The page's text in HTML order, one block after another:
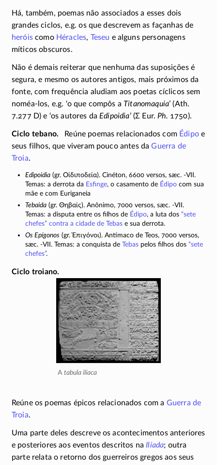
Há, também, poemas não associados a esses dois
grandes ciclos, e.g. os que descrevem as façanhas de
heróiscomo Héracles, Teseu e alguns personagens
míticos obscuros.
Não é demais reiterar que nenhuma das suposições é
segura, e mesmo os autores antigos, mais próximos da
fonte, com frequência aludiam aos poetas cíclicos sem
noméa-los, e.g. ‘o que compôs a Titanomaquia’ (Ath.
7.277 D) e ‘os autores daEdipoidia’ (Σ Eur.Ph. 1750).
Ciclo tebano Reúne poemas relacionados com Édipoe
seus filhos, que viveram pouco antes daGuerra de
Troia.
Edipoidia (gr. Οἰδιποδεία). Cinéton, 6600 versos, sæc. -VII .
Temas: a derrota da Esfinge, o casamento de Édipo com sua
mãe e com Euriganeia
Tebaida (gr. Θηβαίς). Anônimo, 7000 versos, sæc. -VII .
Temas: a disputa entre os filhos de Édipo, a luta dos “sete
chefes” contra a cidade de Tebas e sua derrota.
Os Epígonos (gr.Ἐπιγόνοι). Antímaco de Teos, 7000 versos,
sæc. -VII . Temas: a conquista de Tebas pelos filhos dos “sete
chefes”.
Ciclo troiano
Atabula ilíaca
Reúne os poemas épicos relacionados com a Guerra de
Troia.
Uma parte deles descreve os acontecimentos anteriores
e posteriores aos eventos descritos naIlíada; outra
parte relata o retorno dos guerreiros gregos aos seus